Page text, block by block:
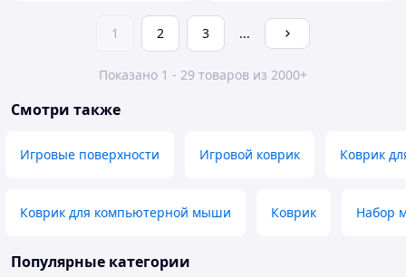
1 2 3 ...
Показано 1 - 29 товаров из 2000+
Смотри также
Игровые поверхности Игровой коврик Коврик
Коврик для компьютерной мыши Коврик Набор
Популярные категории